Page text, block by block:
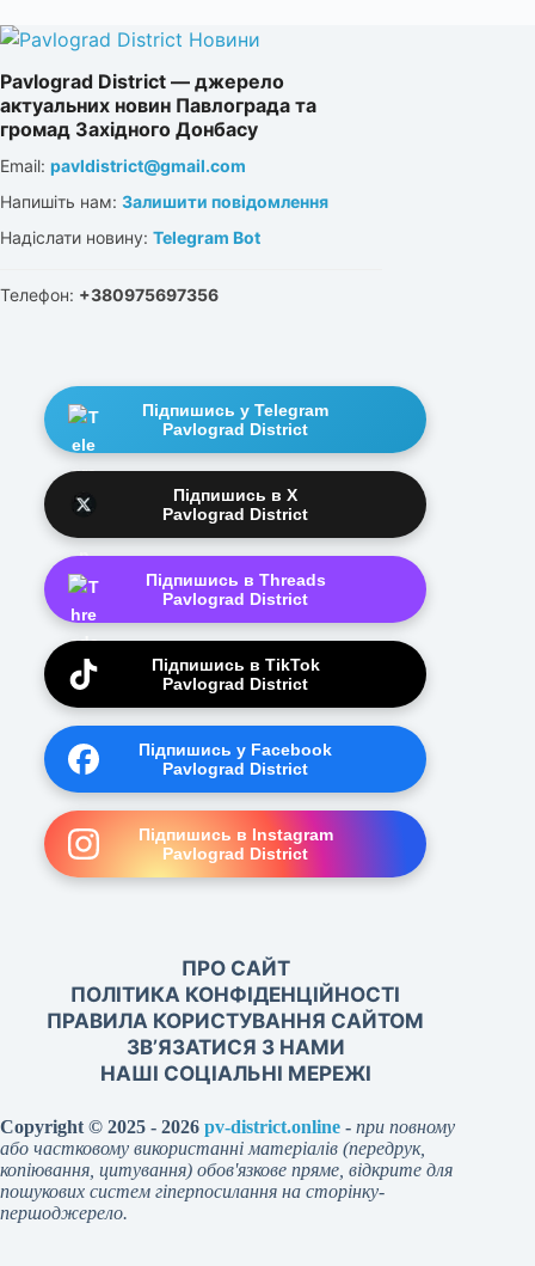
Pavlograd District — джерело
актуальних новин Павлограда та
громад Західного Донбасу
Email: pavldistrict@gmail.com
Напишіть нам: Залишити повідомлення
Надіслати новину: Telegram Bot
Телефон: +380975697356
Підпишись у Telegram
Pavlograd District
Підпишись в X
Pavlograd District
Підпишись в Threads
Pavlograd District
Підпишись в TikTok
Pavlograd District
Підпишись у Facebook
Pavlograd District
Підпишись в Instagram
Pavlograd District
ПРО САЙТ
ПОЛІТИКА КОНФІДЕНЦІЙНОСТІ
ПРАВИЛА КОРИСТУВАННЯ САЙТОМ
ЗВ’ЯЗАТИСЯ З НАМИ
НАШІ СОЦІАЛЬНІ МЕРЕЖІ
Copyright © 2025 - 2026 pv-district.online - при повному
або частковому використанні матеріалів (передрук,
копіювання, цитування) обов'язкове пряме, відкрите для
пошукових систем гіперпосилання на сторінку-
першоджерело.